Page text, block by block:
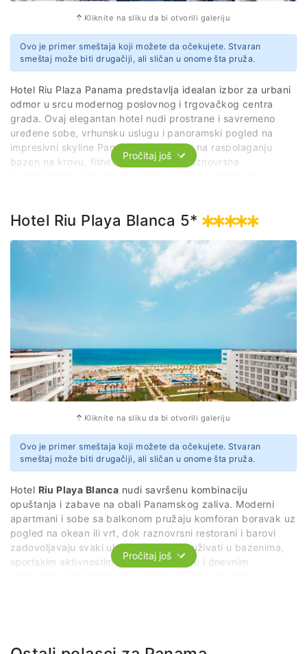
Kliknite na sliku da bi otvorili galeriju
Ovo je primer smeštaja koji možete da očekujete. Stvaran
smeštaj može biti drugačiji, ali sličan u onome šta pruža.
Hotel Riu Plaza Panama predstavlja idealan izbor za urbani
odmor u srcu modernog poslovnog i trgovačkog centra
grada. Ovaj elegantan hotel nudi prostrane i savremeno
uređene sobe, vrhunsku uslugu i panoramski pogled na
impresivni skyline Paname. Gostima su na raspolaganju
bazen na krovu, fitness centar, kao i raznovrsna
Sajt
https://www.riu.com/en/hotel/panama/panama-city/hotel-riu-plaza-panama?utm_source=google&utm_medium=organic&utm_campaign=my_business&utm_content=ZPY
Provincia de Panamá
Pročitaj još
Hotel Riu Playa Blanca 5*
Kliknite na sliku da bi otvorili galeriju
Ovo je primer smeštaja koji možete da očekujete. Stvaran
smeštaj može biti drugačiji, ali sličan u onome šta pruža.
Hotel Riu Playa Blanca nudi savršenu kombinaciju
opuštanja i zabave na obali Panamskog zaliva. Moderni
apartmani i sobe sa balkonom pružaju komforan boravak uz
pogled na okean ili vrt, dok raznovrsni restorani i barovi
zadovoljavaju svaki ukus. Gosti mogu uživati u bazenima,
sportskim aktivnostima, wellness centru i dnevnim
Pročitaj još